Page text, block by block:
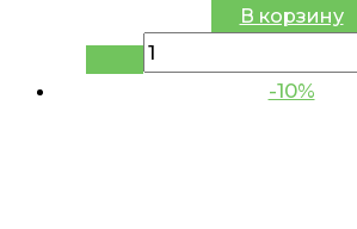
цена
В корзину
-10%